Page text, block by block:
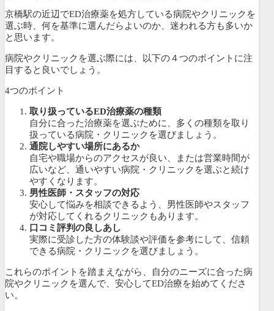
京橋駅の近辺でED治療薬を処方している病院やクリニックを
選ぶ時、何を基準に選んだらよいのか、迷われる方も多いか
と思います。
病院やクリニックを選ぶ際には、以下の４つのポイントに注
目すると良いでしょう。
4つのポイント
取り扱っているED治療薬の種類
自分に合った治療薬を選ぶために、多くの種類を取り
扱っている病院・クリニックを選びましょう。
通院しやすい場所にあるか
自宅や職場からのアクセスが良い、または営業時間が
広いなど、通いやすい病院・クリニックを選ぶと続け
やすくなります。
男性医師・スタッフの対応
安心して悩みを相談できるよう、男性医師やスタッフ
が対応してくれるクリニックもあります。
口コミ評判の良しあし
実際に受診した方の体験談や評価を参考にして、信頼
できる病院・クリニックを選びましょう。
これらのポイントを踏まえながら、自分のニーズに合った病
院やクリニックを選んで、安心してED治療を始めてくださ
い。